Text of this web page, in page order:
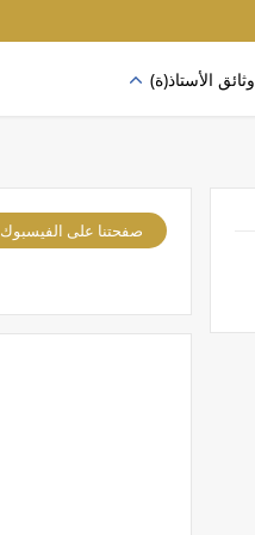
وثائق الأستاذ(ة)
صفحتنا على الفيسبوك